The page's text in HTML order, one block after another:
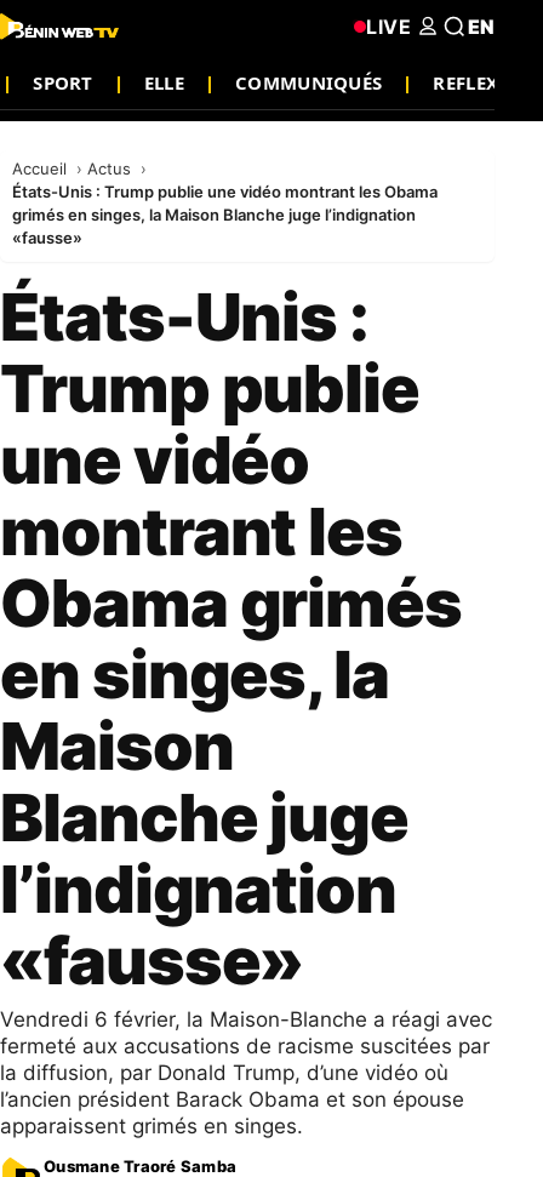
SPORT ELLE COMMUNIQUÉS REFLEXION
LIVE EN
Accueil
Actus
États-Unis : Trump publie une vidéo montrant les Obama
grimés en singes, la Maison Blanche juge l’indignation
«fausse»
États-Unis :
Trump publie
une vidéo
montrant les
Obama grimés
en singes, la
Maison
Blanche juge
l’indignation
«fausse»
Vendredi 6 février, la Maison-Blanche a réagi avec
fermeté aux accusations de racisme suscitées par
la diffusion, par Donald Trump, d’une vidéo où
l’ancien président Barack Obama et son épouse
apparaissent grimés en singes.
Ousmane Traoré Samba